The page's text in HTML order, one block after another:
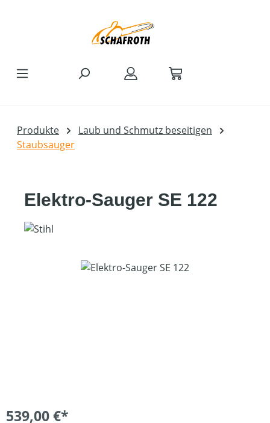
Produkte
Laub und Schmutz beseitigen
Staubsauger
Elektro-Sauger SE 122
Bildergalerie überspringen
539,00 €*